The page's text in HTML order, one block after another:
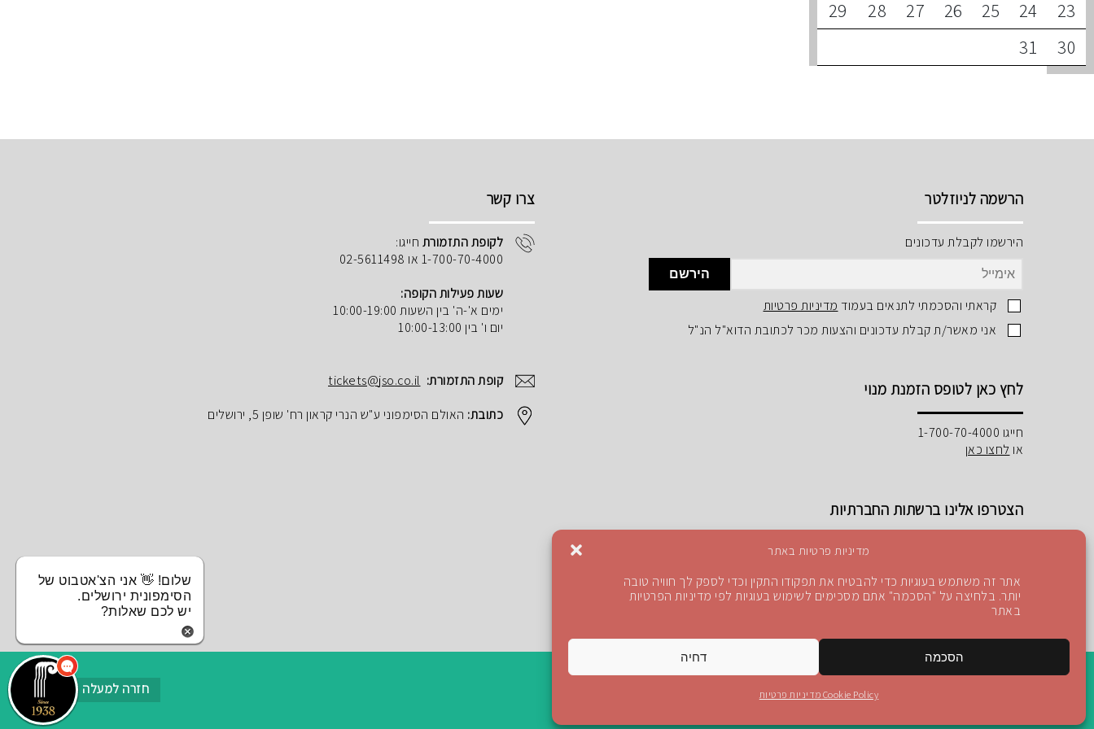
מדיניות פרטיות באתר
אתר זה משתמש בעוגיות כדי להבטיח את תפקודו התקין וכדי לספק לך חוויה טובה
יותר. בלחיצה על "הסכמה" אתם מסכימים לשימוש בעוגיות לפי מדיניות הפרטיות
באתר
הסכמה דחיה
Cookie Policy מדיניות פרטיות
23
24
25
26
27
28
29
30
31
הרשמה לניוזלטר
הירשמו לקבלת עדכונים
הירשם
קראתי והסכמתי לתנאים בעמוד מדיניות פרטיות
אני מאשר/ת קבלת עדכונים והצעות מכר לכתובת הדוא"ל הנ"ל
לחץ כאן לטופס הזמנת מנוי
חייגו 1-700-70-4000
או לחצו כאן
הצטרפו אלינו ברשתות החברתיות
facebook
YouTube
Blog
Instagram
צרו קשר
לקופת התזמורת חייגו:
1-700-70-4000 או 02-5611498
שעות פעילות הקופה:
ימים א'-ה' בין השעות 10:00-19:00
יום ו' בין 10:00-13:00
קופת התזמורת: tickets@jso.co.il
כתובת: האולם הסימפוני ע"ש הנרי קראון רח' שופן 5, ירושלים
חזרה למעלה
שלום! 👋 אני הצ'אטבוט של
הסימפונית ירושלים.
יש לכם שאלות?